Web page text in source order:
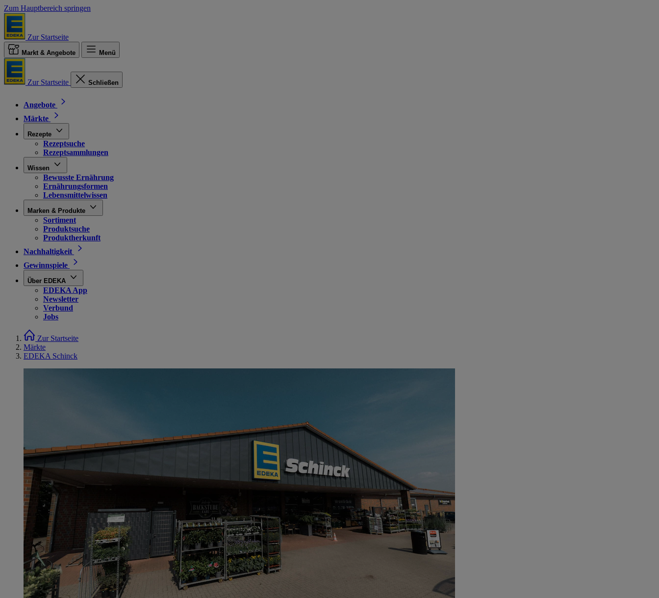
Zum Hauptbereich springen
Zur Startseite
Markt & Angebote Menü
Zur Startseite Schließen
Angebote
Märkte
Rezepte
Rezeptsuche
Rezeptsammlungen
Wissen
Bewusste Ernährung
Ernährungsformen
Lebensmittelwissen
Marken & Produkte
Sortiment
Produktsuche
Produktherkunft
Nachhaltigkeit
Gewinnspiele
Über EDEKA
EDEKA App
Newsletter
Verbund
Jobs
Zur Startseite
Märkte
EDEKA Schinck